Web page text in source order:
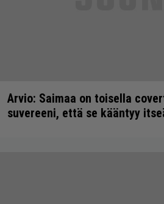
Arvio: Saimaa on toisella
suvereeni, että se kääntyy